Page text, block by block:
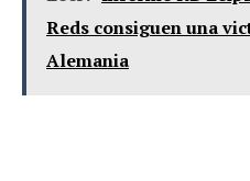
Reds consiguen una
Alemania